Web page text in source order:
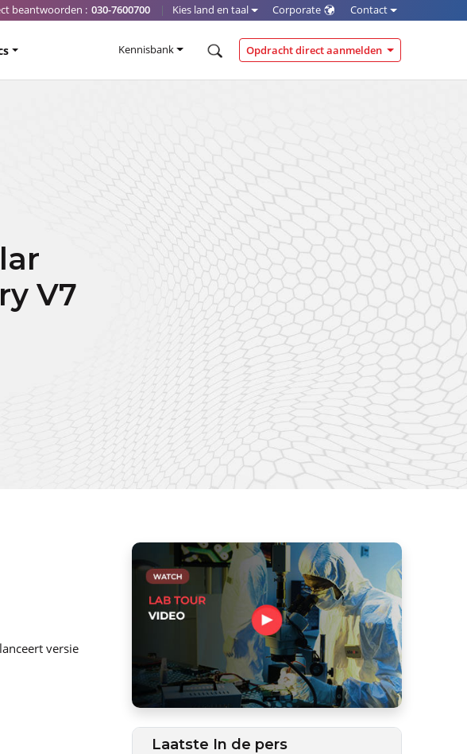
beantwoorden : 030-7600700 | Kies land en taal Corporate Contact
Kennisbank Opdracht direct aanmelden
V7
versie
Laatste In de pers